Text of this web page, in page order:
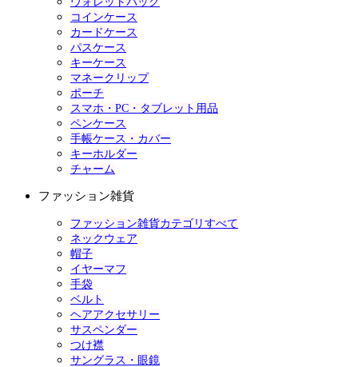
コインケース
カードケース
パスケース
キーケース
マネークリップ
ポーチ
スマホ・PC・タブレット用品
ペンケース
手帳ケース・カバー
キーホルダー
チャーム
ファッション雑貨
ファッション雑貨カテゴリすべて
ネックウェア
帽子
イヤーマフ
手袋
ベルト
ヘアアクセサリー
サスペンダー
つけ襟
サングラス・眼鏡